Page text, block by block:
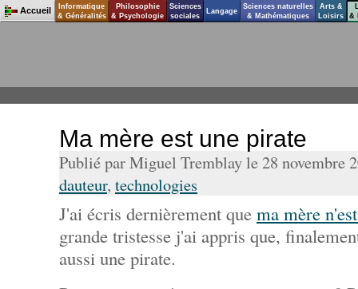
Ma mère est une pirate
Publié par Miguel Tremblay le 28 novembre
dauteur, technologies
J'ai écris dernièrement que ma mère
grande tristesse j'ai appris que,
aussi une pirate.
Accueil
Informatique
& Généralités
Philosophie
& Psychologie
Sciences
sociales
Langage
Sciences naturelles
& Mathématiques
Arts &
Loisirs
&